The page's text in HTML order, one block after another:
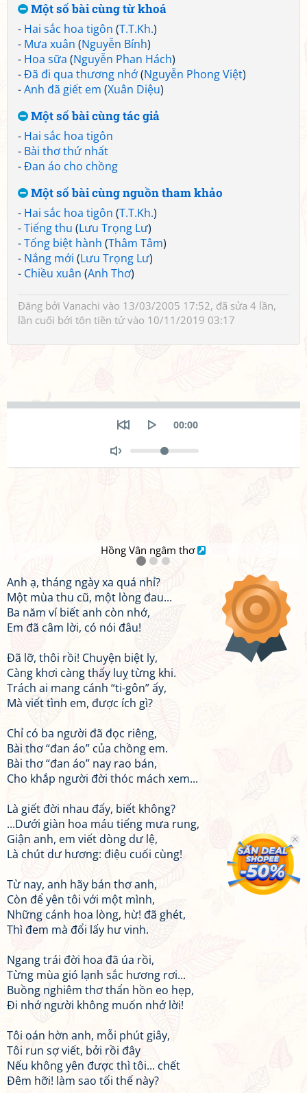
Một số bài cùng từ khoá
- Hai sắc hoa tigôn (T.T.Kh.)
- Mưa xuân (Nguyễn Bính)
- Hoa sữa (Nguyễn Phan Hách)
-Đã đi qua thương nhớ(Nguyễn Phong Việt)
-Anh đã giết em (Xuân Diệu)
Một số bài cùng tác giả
- Hai sắc hoa tigôn
- Bài thơ thứ nhất
-Đan áo cho chồng
Một số bài cùng nguồn tham khảo
- Hai sắc hoa tigôn (T.T.Kh.)
-Tiếng thu (Lưu Trọng Lư)
-Tống biệt hành (Thâm Tâm)
- Nắng mới (Lưu Trọng Lư)
- Chiều xuân (Anh Thơ)
Đăng bởi Vanachi vào 13/03/2005 17:52, đã sửa 4 lần,
lần cuối bởi tôn tiền tửvào 10/11/2019 03:17
Seek
Current
00:00
Mute
Volume
Hồng Vân ngâm thơ
Anh ạ, tháng ngày xa quá nhỉ?
Một mùa thu cũ, một lòng đau...
Ba năm ví biết anh còn nhớ,
Em đã câm lời, có nói đâu!
Đã lỡ, thôi rồi! Chuyện biệt ly,
Càng khơi càng thấy luỵ từng khi.
Trách ai mang cánh “ti-gôn” ấy,
Mà viết tình em, được ích gì?
Chỉ có ba người đã đọc riêng,
Bài thơ “đan áo” của chồng em.
Bài thơ “đan áo” nay rao bán,
Cho khắp người đời thóc mách xem...
Là giết đời nhau đấy, biết không?
...Dưới giàn hoa máu tiếng mưa rung,
Giận anh, em viết dòng dư lệ,
Là chút dư hương: điệu cuối cùng!
Từ nay, anh hãy bán thơ anh,
Còn để yên tôi với một mình,
Những cánh hoa lòng, hừ! đã ghét,
Thì đem mà đổi lấy hư vinh.
Ngang trái đời hoa đã úa rồi,
Từng mùa gió lạnh sắc hương rơi...
Buồng nghiêm thơ thẩn hồn eo hẹp,
Đi nhớ người không muốn nhớ lời!
Tôi oán hờn anh, mỗi phút giây,
Tôi run sợ viết, bởi rồi đây
Nếu không yên được thì tôi... chết
Đêm hỡi! làm sao tối thế này?